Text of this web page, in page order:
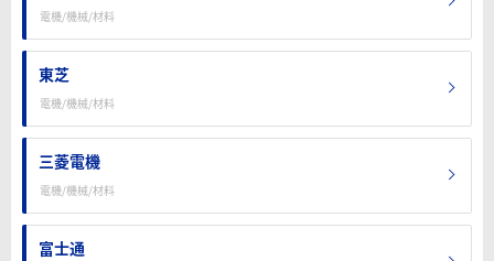
電機/機械/材料
東芝
電機/機械/材料
三菱電機
電機/機械/材料
富士通